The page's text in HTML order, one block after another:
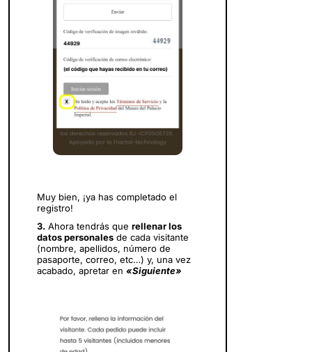
Muy bien, ¡ya has completado el
registro!
3.Ahora tendrás que rellenar los
datos personalesde cada visitante
(nombre, apellidos, número de
pasaporte, correo, etc…) y, una vez
acabado, apretar en «Siguiente»